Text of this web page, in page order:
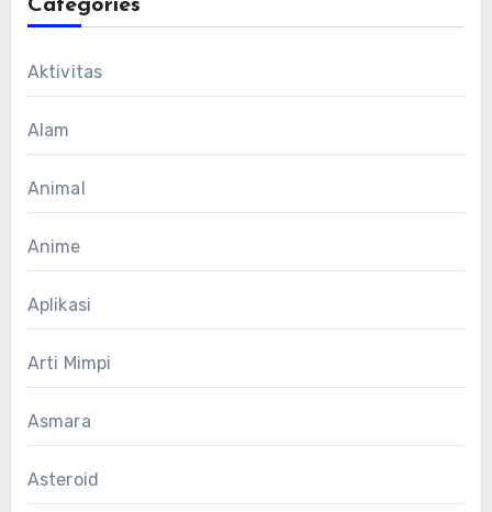
Categories
Aktivitas
Alam
Animal
Anime
Aplikasi
Arti Mimpi
Asmara
Asteroid